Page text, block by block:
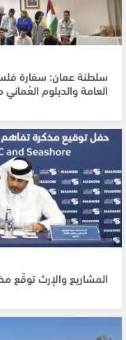
سلطنة عمان: سفارة
العامة والدبلوم العُماني
المشاريع والإرث توقّع